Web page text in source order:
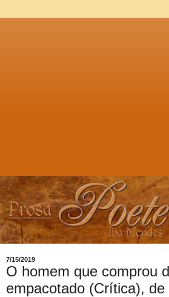
7/15/2019
O homem que comprou
empacotado (Crítica),